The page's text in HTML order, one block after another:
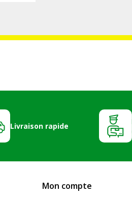
Livraison rapide
Mon compte